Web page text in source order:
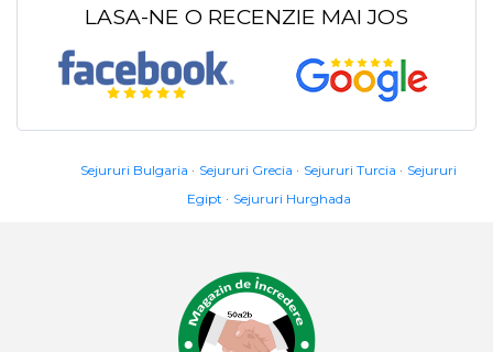
LASA-NE O RECENZIE MAI JOS
Sejururi Bulgaria Sejururi Grecia Sejururi Turcia
Sejururi
Egipt
Sejururi Hurghada